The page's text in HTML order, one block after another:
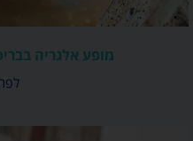
מופע אלגריה